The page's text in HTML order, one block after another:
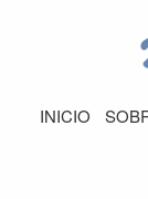
navegación
principal
barraINICIO